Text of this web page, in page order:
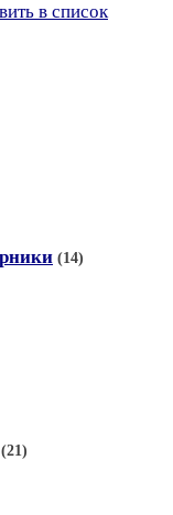
в список
(14)
(21)